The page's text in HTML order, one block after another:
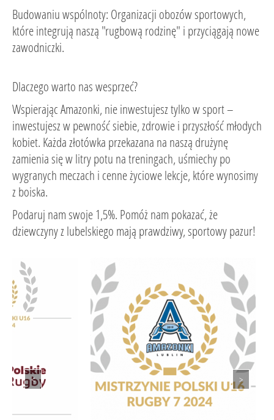
Budowaniu wspólnoty: Organizacji obozów sportowych,
które integrują naszą "rugbową rodzinę" i przyciągają nowe
zawodniczki.
Dlaczego warto nas wesprzeć?
Wspierając Amazonki, nie inwestujesz tylko w sport –
inwestujesz w pewność siebie, zdrowie i przyszłość młodych
kobiet. Każda złotówka przekazana na naszą drużynę
zamienia się w litry potu na treningach, uśmiechy po
wygranych meczach i cenne życiowe lekcje, które wynosimy
z boiska.
Podaruj nam swoje 1,5%. Pomóż nam pokazać, że
dziewczyny z lubelskiego mają prawdziwy, sportowy pazur!